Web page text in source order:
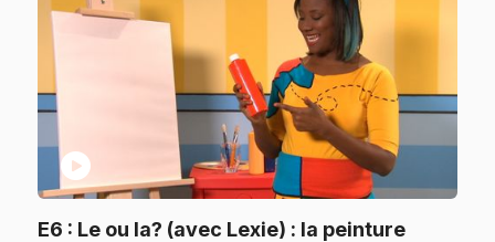
play_circle
E6 : Le ou la? (avec Lexie) : la peinture.